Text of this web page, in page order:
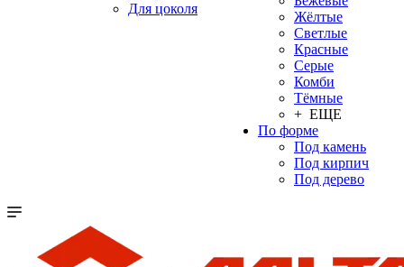
Для цоколя
Жёлтые
Светлые
Красные
Серые
Комби
Тёмные
+ ЕЩЕ
По форме
Под камень
Под кирпич
Под дерево